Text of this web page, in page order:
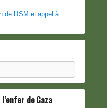
de l’ISM et appel à
de Gaza